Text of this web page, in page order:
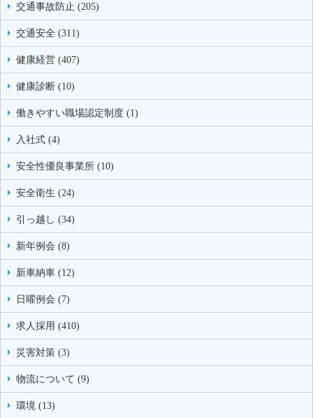
交通事故防止 (205)
交通安全 (311)
健康経営 (407)
健康診断 (10)
働きやすい職場認定制度 (1)
入社式 (4)
安全性優良事業所 (10)
安全衛生 (24)
引っ越し (34)
新年例会 (8)
新車納車 (12)
日曜例会 (7)
求人採用 (410)
災害対策 (3)
物流について (9)
環境 (13)